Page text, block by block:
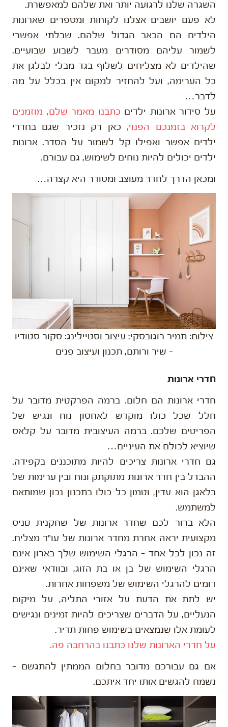
השגרה שלנו לרגועה יותר ואת שלהם למאפשרת.
לא פעם יושבים אצלנו לקוחות ומספרים שארונות
הילדים הם הכאב הגדול שלהם. שבלתי אפשרי
לשמור עליהם מסודרים מעבר לשבוע שבועיים.
שהילדים לא מצליחים לשלוף בגד מבלי לבלגן את
כל הערימה, ועל להחזיר למקום אין בכלל על מה
לדבר…
על סידור ארונות ילדים כתבנו מאמר שלם, מוזמנים
לקרוא בזמנכם הפנוי,כאן רק נזכיר שגם בחדרי
ילדים אפשר ואפילו קל לשמור על הסדר. ארונות
ילדים יכולים להיות נוחים לשימוש, גם עבורם.
ומכאן הדרך לחדר מעוצב ומסודר היא קצרה…
צילום: תמיר רוגובסקי; עיצוב וסטיילינג: סקור סטודיו
– שיר ורותם, תכנון ועיצוב פנים
חדרי ארונות
חדרי ארונות הם חלום. ברמה הפרקטית מדובר על
חלל שכל כולו מוקדש לאחסון נוח ונגיש של
הפריטים שלכם. ברמה העיצובית מדובר על קלאס
שיוציא לכולם את העיניים…
גם חדרי ארונות צריכים להיות מתוכננים בקפידה.
ההבדל בין חדר ארונות מתוקתק ונוח ובין ערימות של
בלאגן הוא עדין, וטמון כל כולו בתכנון נכון שמותאם
למשתמש.
הלא ברור לכם שחדר ארונות של שחקנית טניס
מקצועית יראה אחרת מחדר ארונות של עו"ד מצליח.
זה נכון לכל אחד – הרגלי השימוש שלך בארון אינם
הרגלי השימוש של בן או בת הזוג, ובוודאי שאינם
דומים להרגלי השימוש של משפחות אחרות.
יש לתת את הדעת על אזורי התליה, על מיקום
הנעליים, על הדברים שצריכים להיות זמינים ונגישים
לעומת אלו שנמצאים בשימוש פחות תדיר.
על חדרי הארונות שלנו כתבנו בהרחבה פה.
אם גם עבורכם מדובר בחלום הממתין להתגשם –
נשמח להגשים אותו יחד איתכם.